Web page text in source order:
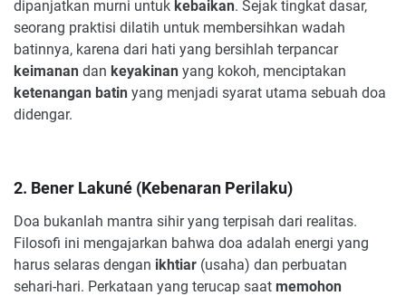
dipanjatkan murni untuk kebaikan. Sejak tingkat dasar,
seorang praktisi dilatih untuk membersihkan wadah
batinnya, karena dari hati yang bersihlah terpancar
keimanan dan keyakinan yang kokoh, menciptakan
ketenangan batin yang menjadi syarat utama sebuah doa
didengar.
2. Bener Lakuné (Kebenaran Perilaku)
Doa bukanlah mantra sihir yang terpisah dari realitas.
Filosofi ini mengajarkan bahwa doa adalah energi yang
harus selaras dengan ikhtiar (usaha) dan perbuatan
sehari-hari. Perkataan yang terucap saat memohon